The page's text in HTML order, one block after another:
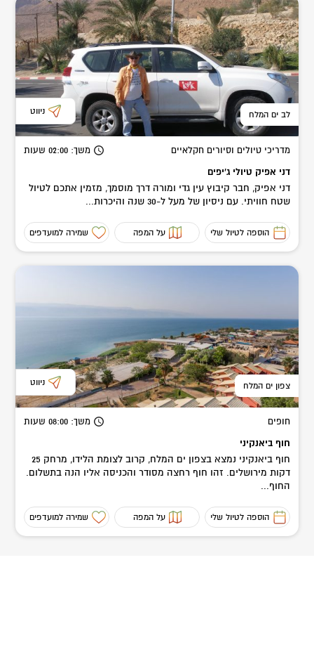
לב ים המלח ניווט
מדריכי טיולים וסיורים חקלאיים משך: 02:00 שעות
דני אפיק טיולי ג'יפים
דני אפיק, חבר קיבוץ עין גדי ומורה דרך מוסמך, מזמין אתכם לטיול
שטח חוויתי. עם ניסיון של מעל ל-30 שנה והיכרות...
הוספה לטיול שלי על המפה שמירה למועדפים
צפון ים המלח ניווט
חופים משך: 08:00 שעות
חוף ביאנקיני
חוף ביאנקיני נמצא בצפון ים המלח, קרוב לצומת הלידו, מרחק 25
דקות מירושלים. זהו חוף רחצה מסודר והכניסה אליו הנה בתשלום.
החוף...
הוספה לטיול שלי על המפה שמירה למועדפים